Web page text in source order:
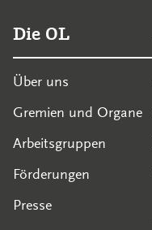
Die OL
Über uns
Gremien und Organe
Arbeitsgruppen
Förderungen
Presse